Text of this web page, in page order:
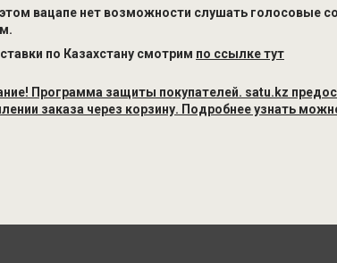
вацапе нет возможности слушать голосовые
по Казахстану смотрим по ссылке тут
Программа защиты покупателей. satu.kz
заказа через корзину. Подробнее узнать